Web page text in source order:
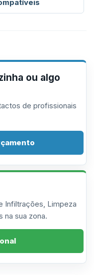
ou algo
de profissionais
Infiltrações, Limpeza
na sua zona.